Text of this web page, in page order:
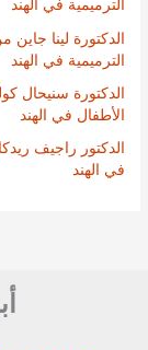
الترميمية في الهند
الدكتورة لينا
الترميمية في الهند
الدكتورة سنيحال
الأطفال في الهند
الدكتور راجيف
في الهند